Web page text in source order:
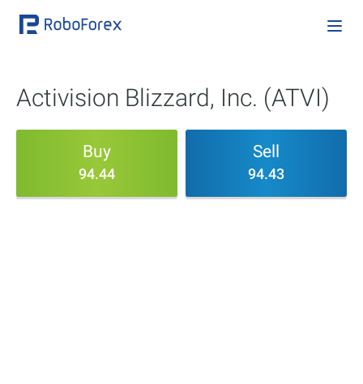
Activision Blizzard, Inc. (ATVI)
Buy
94.44
Sell
94.43